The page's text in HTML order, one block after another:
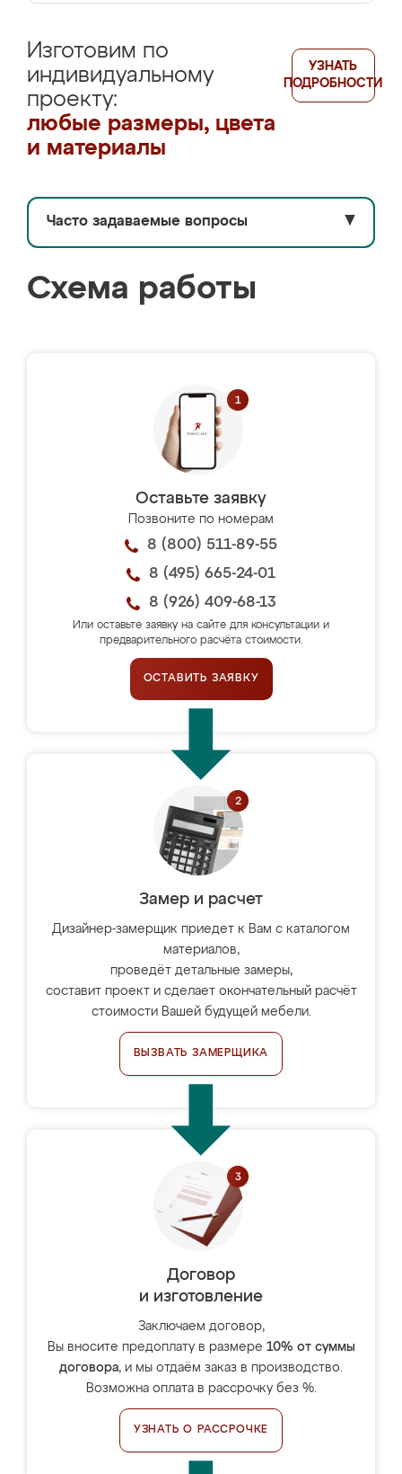
Изготовим по
индивидуальному
проекту:
любые размеры, цвета
и материалы
УЗНАТЬ
ПОДРОБНОСТИ
Часто задаваемые вопросы ▼
Схема работы
Оставьте заявку
Позвоните по номерам
8 (800) 511-89-55
8 (495) 665-24-01
8 (926) 409-68-13
Или оставьте заявку на сайте для консультации и
предварительного расчёта стоимости.
ОСТАВИТЬ ЗАЯВКУ
Замер и расчет
Дизайнер-замерщик приедет к Вам с каталогом
материалов,
проведёт детальные замеры,
составит проект и сделает окончательный расчёт
стоимости Вашей будущей мебели.
ВЫЗВАТЬ ЗАМЕРЩИКА
Договор
и изготовление
Заключаем договор,
Вы вносите предоплату в размере 10% от суммы
договора, и мы отдаём заказ в производство.
Возможна оплата в рассрочку без %.
УЗНАТЬ О РАССРОЧКЕ